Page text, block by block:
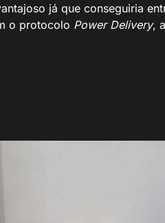
já que conseguiria
o protocolo Power Delivery,